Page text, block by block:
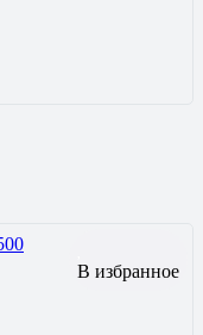
В избранное